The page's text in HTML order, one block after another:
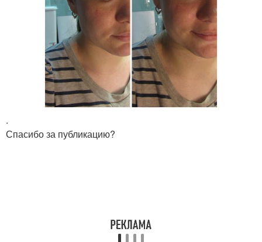
.
Спасибо за публикацию?